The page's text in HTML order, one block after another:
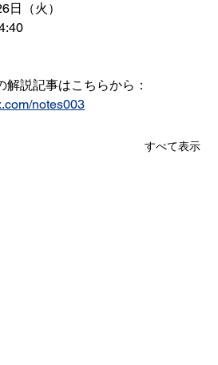
日（火）
解説記事はこちらから：
notes003
すべて表示